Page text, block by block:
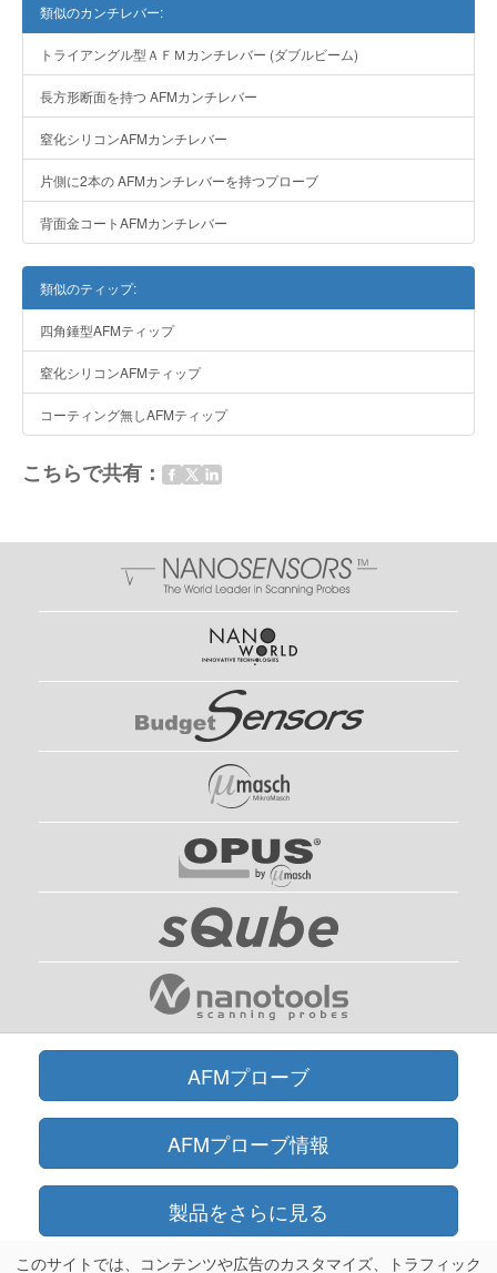
類似のカンチレバー:
トライアングル型ＡＦＭカンチレバー (ダブルビーム)
長方形断面を持つ AFMカンチレバー
窒化シリコンAFMカンチレバー
片側に2本の AFMカンチレバーを持つプローブ
背面金コートAFMカンチレバー
類似のティップ:
四角錘型AFMティップ
窒化シリコンAFMティップ
コーティング無しAFMティップ
こちらで共有：
AFMプローブ
AFMプローブ情報
製品をさらに見る
このサイトでは、コンテンツや広告のカスタマイズ、トラフィック